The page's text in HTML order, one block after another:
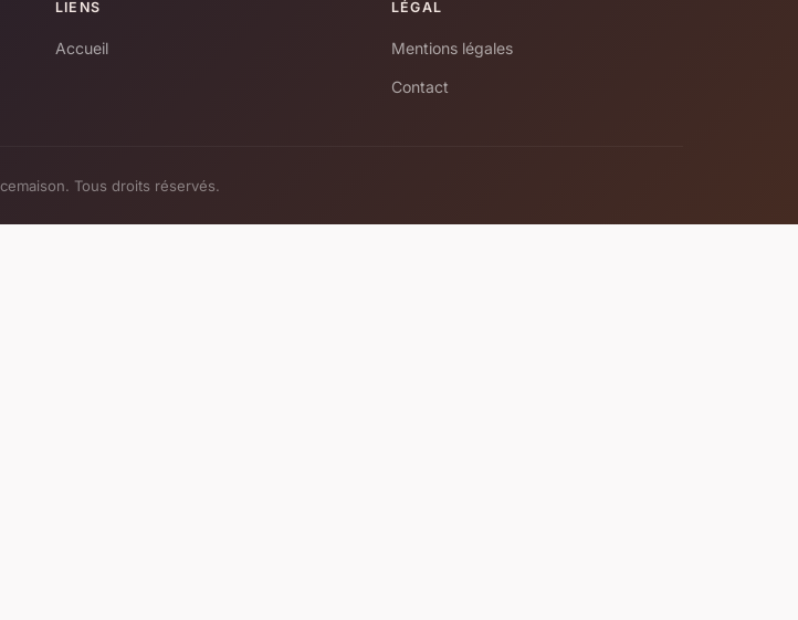
LIENS
Accueil
LÉGAL
Mentions légales
Contact
Tous droits réservés.